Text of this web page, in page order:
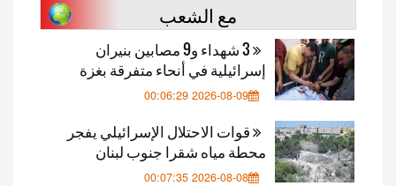
مع الشعب
3 شهداء و9 مصابين بنيران
إسرائيلية في أنحاء متفرقة بغزة
2026-08-09 00:06:29
قوات الاحتلال الإسرائيلي يفجر
محطة مياه شقرا جنوب لبنان
2026-08-08 00:07:35